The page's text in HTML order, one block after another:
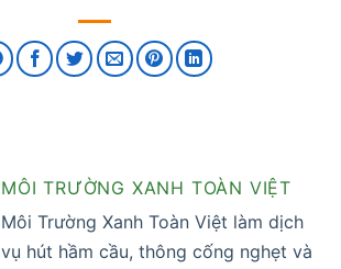
MÔI TRƯỜNG XANH TOÀN VIỆT
Môi Trường Xanh Toàn Việt làm dịch
vụ hút hầm cầu, thông cống nghẹt và